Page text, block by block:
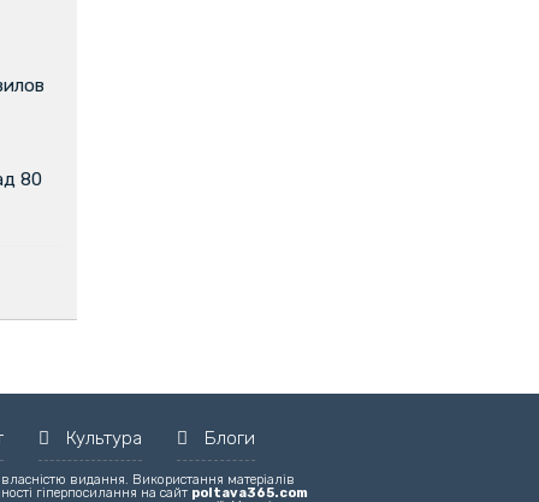
80
Культура Блоги
видання. Використання матеріалів
гіперпосилання на сайт poltava365.com